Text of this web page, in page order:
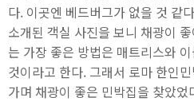
다. 이곳엔 베드버그가 없을 것 같
소개된 객실 사진을 보니 채광이
는 가장 좋은 방법은 매트리스와
것이라고 한다. 그래서 로마 한인
가며 채광이 좋은 민박집을 찾았었